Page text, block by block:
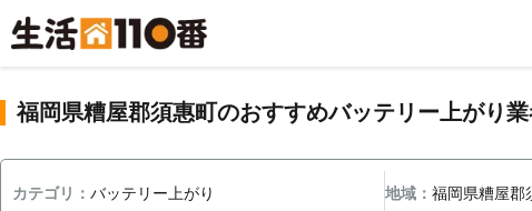
福岡県糟屋郡須惠町のおすすめバッテリー上がり
カテゴリ： バッテリー上がり 地域：福岡県糟屋郡